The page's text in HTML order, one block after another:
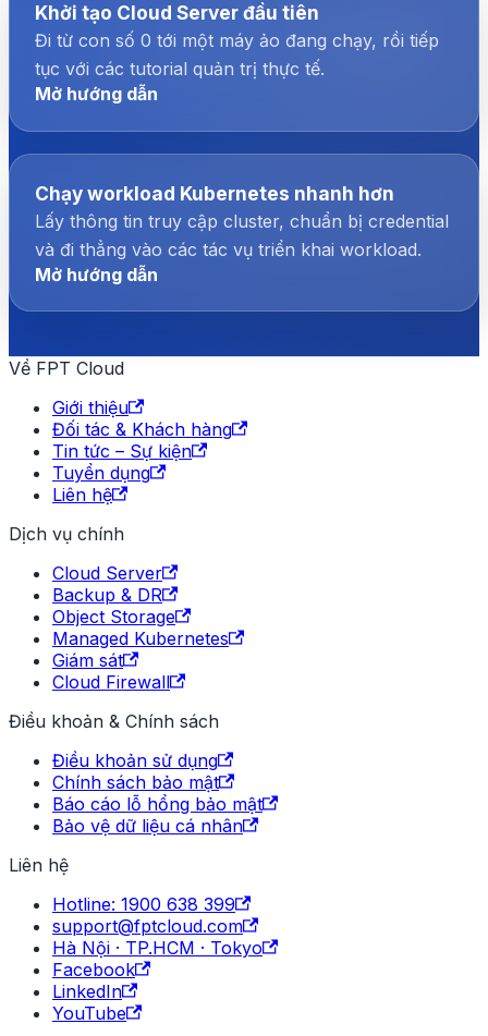
Khởi tạo Cloud Server đầu tiên
Đi từ con số 0 tới một máy ảo đang chạy, rồi tiếp
tục với các tutorial quản trị thực tế.
Mở hướng dẫn
Chạy workload Kubernetes nhanh hơn
Lấy thông tin truy cập cluster, chuẩn bị credential
và đi thẳng vào các tác vụ triển khai workload.
Mở hướng dẫn
Về FPT Cloud
Giới thiệu
Đối tác & Khách hàng
Tin tức – Sự kiện
Tuyển dụng
Liên hệ
Dịch vụ chính
Cloud Server
Backup & DR
Object Storage
Managed Kubernetes
Giám sát
Cloud Firewall
Điều khoản & Chính sách
Điều khoản sử dụng
Chính sách bảo mật
Báo cáo lỗ hổng bảo mật
Bảo vệ dữ liệu cá nhân
Liên hệ
Hotline: 1900 638 399
support@fptcloud.com
Hà Nội · TP.HCM · Tokyo
Facebook
LinkedIn
YouTube